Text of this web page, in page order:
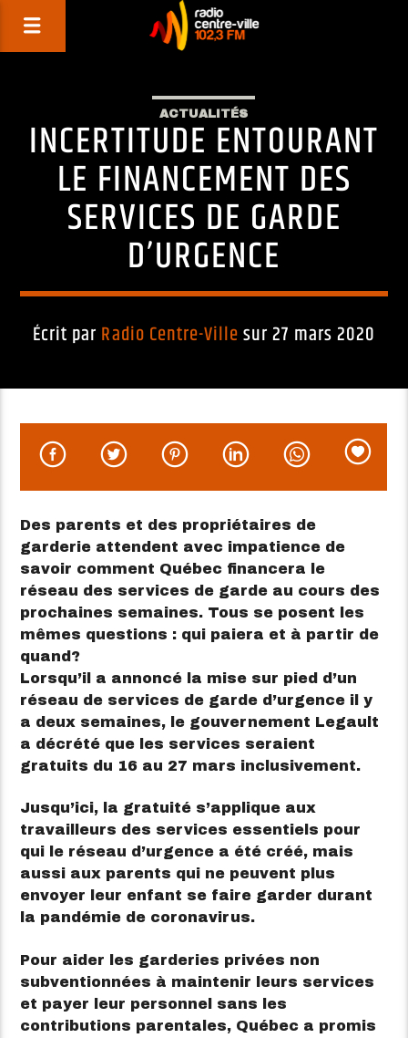
ACTUALITÉS
INCERTITUDE ENTOURANT
LE FINANCEMENT DES
SERVICES DE GARDE
D’URGENCE
Écrit par Radio Centre-Villesur 27 mars 2020
Des parents et des propriétaires de
garderie attendent avec impatience de
savoir comment Québec financera le
réseau des services de garde au cours des
prochaines semaines. Tous se posent les
mêmes questions : qui paiera et à partir de
quand?
Lorsqu’il a annoncé la mise sur pied d’un
réseau de services de garde d’urgence il y
a deux semaines, le gouvernement Legault
a décrété que les services seraient
gratuits du 16 au 27 mars inclusivement.
Jusqu’ici, la gratuité s’applique aux
travailleurs des services essentiels pour
qui le réseau d’urgence a été créé, mais
aussi aux parents qui ne peuvent plus
envoyer leur enfant se faire garder durant
la pandémie de coronavirus.
Pour aider les garderies privées non
subventionnées à maintenir leurs services
et payer leur personnel sans les
contributions parentales, Québec a promis